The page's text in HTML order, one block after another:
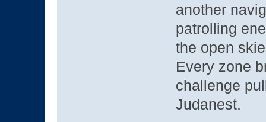
another
patrolling
the open
Every zone
challenge
Judanest.